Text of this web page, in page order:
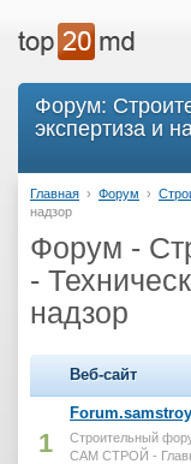
Форум:
экспертиза и
Главная › Форум ›
надзор
Форум -
-
надзор
Веб-сайт
1
Строительный
САМ СТРОЙ -